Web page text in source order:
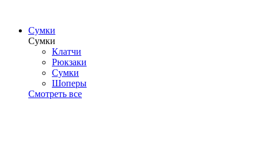
Сумки
Сумки
Клатчи
Рюкзаки
Сумки
Шоперы
Смотреть все